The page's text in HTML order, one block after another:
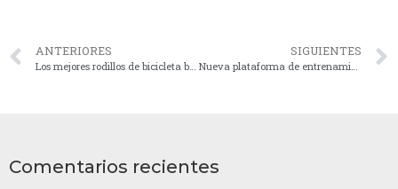
ANTERIORES
Los mejores rodillos de bicicleta baratos
SIGUIENTES
Nueva plataforma de entrenamiento SYSTM de Wahoo
Comentarios recientes